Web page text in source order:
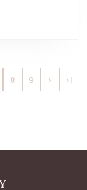
8 9 > >|